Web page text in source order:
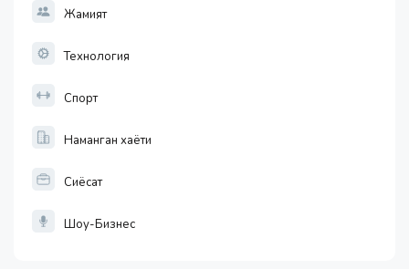
Жамият
Технология
Спорт
Наманган хаёти
Сиёсат
Шоу-Бизнес